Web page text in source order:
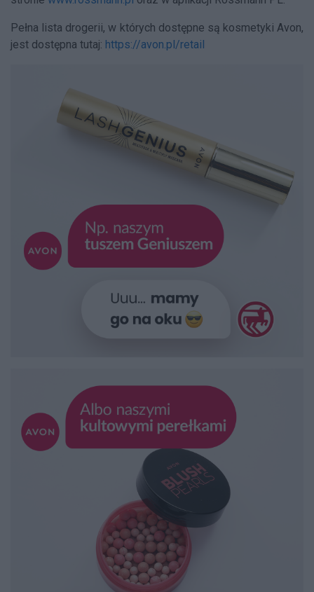
Pełna lista drogerii, w których dostępne są kosmetyki Avon,
jest dostępna tutaj: https://avon.pl/retail